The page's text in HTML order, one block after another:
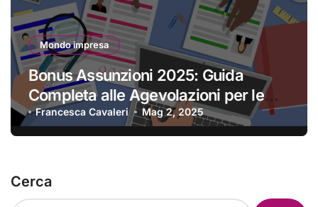
Mondo impresa
Bonus Assunzioni 2025: Guida
Completa alle Agevolazioni per le
Imprese
Francesca Cavaleri Mag 2, 2025
Cerca